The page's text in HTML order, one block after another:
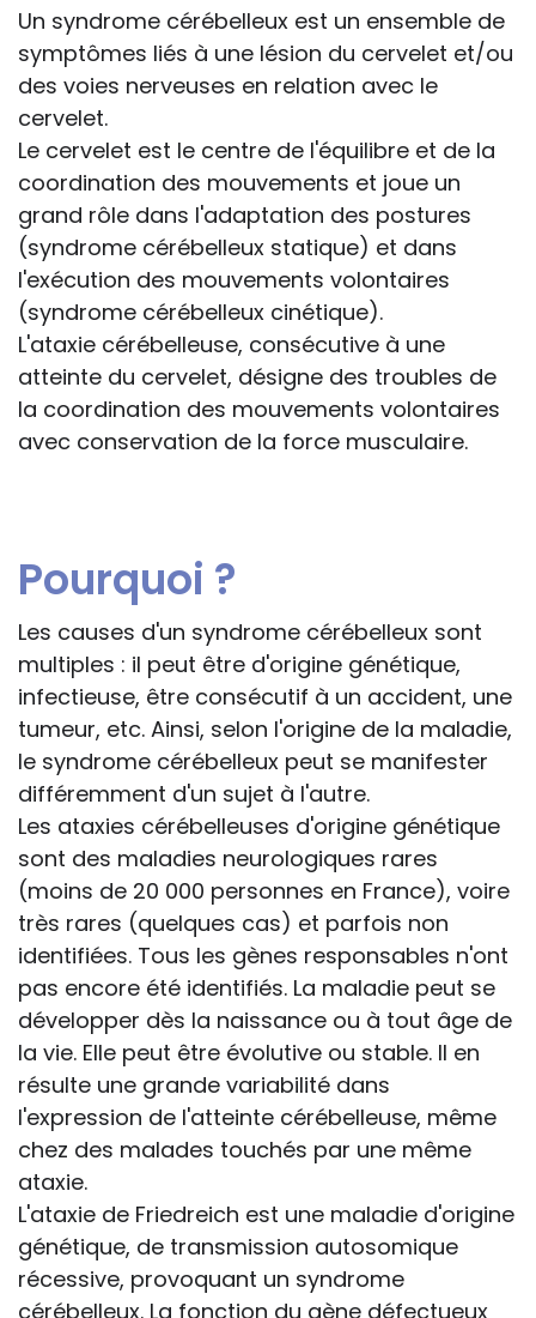
Un syndrome cérébelleux est un ensemble de
symptômes liés à une lésion du cervelet et/ou
des voies nerveuses en relation avec le
cervelet.
Le cervelet est le centre de l'équilibre et de la
coordination des mouvements et joue un
grand rôle dans l'adaptation des postures
(syndrome cérébelleux statique) et dans
l'exécution des mouvements volontaires
(syndrome cérébelleux cinétique).
L'ataxie cérébelleuse, consécutive à une
atteinte du cervelet, désigne des troubles de
la coordination des mouvements volontaires
avec conservation de la force musculaire.
Pourquoi ?
Les causes d'un syndrome cérébelleux sont
multiples : il peut être d'origine génétique,
infectieuse, être consécutif à un accident, une
tumeur, etc. Ainsi, selon l'origine de la maladie,
le syndrome cérébelleux peut se manifester
différemment d'un sujet à l'autre.
Les ataxies cérébelleuses d'origine génétique
sont des maladies neurologiques rares
(moins de 20 000 personnes en France), voire
très rares (quelques cas) et parfois non
identifiées. Tous les gènes responsables n'ont
pas encore été identifiés. La maladie peut se
développer dès la naissance ou à tout âge de
la vie. Elle peut être évolutive ou stable. Il en
résulte une grande variabilité dans
l'expression de l'atteinte cérébelleuse, même
chez des malades touchés par une même
ataxie.
L'ataxie de Friedreich est une maladie d'origine
génétique, de transmission autosomique
récessive, provoquant un syndrome
cérébelleux. La fonction du gène défectueux